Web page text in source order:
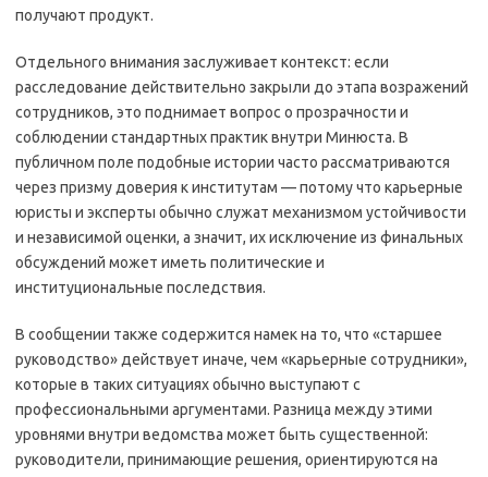
получают продукт.
Отдельного внимания заслуживает контекст: если
расследование действительно закрыли до этапа возражений
сотрудников, это поднимает вопрос о прозрачности и
соблюдении стандартных практик внутри Минюста. В
публичном поле подобные истории часто рассматриваются
через призму доверия к институтам — потому что карьерные
юристы и эксперты обычно служат механизмом устойчивости
и независимой оценки, а значит, их исключение из финальных
обсуждений может иметь политические и
институциональные последствия.
В сообщении также содержится намек на то, что «старшее
руководство» действует иначе, чем «карьерные сотрудники»,
которые в таких ситуациях обычно выступают с
профессиональными аргументами. Разница между этими
уровнями внутри ведомства может быть существенной:
руководители, принимающие решения, ориентируются на